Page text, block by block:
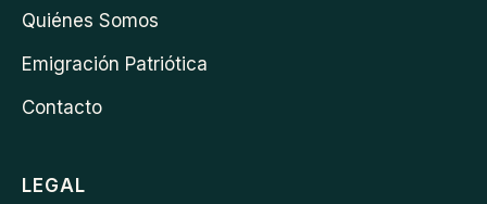
Quiénes Somos
Emigración Patriótica
Contacto
LEGAL